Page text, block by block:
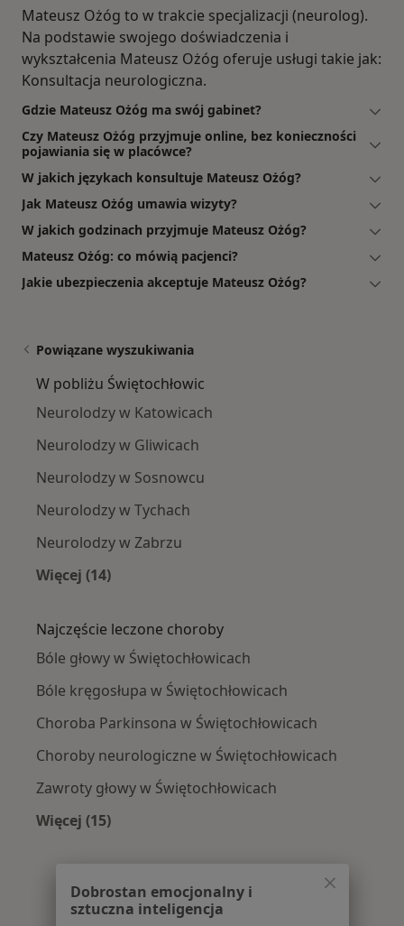
Mateusz Ożóg to w trakcie specjalizacji (neurolog).
Na podstawie swojego doświadczenia i
wykształcenia Mateusz Ożóg oferuje usługi takie jak:
Konsultacja neurologiczna.
Gdzie Mateusz Ożóg ma swój gabinet?
Czy Mateusz Ożóg przyjmuje online, bez konieczności
pojawiania się w placówce?
W jakich językach konsultuje Mateusz Ożóg?
Jak Mateusz Ożóg umawia wizyty?
W jakich godzinach przyjmuje Mateusz Ożóg?
Mateusz Ożóg: co mówią pacjenci?
Jakie ubezpieczenia akceptuje Mateusz Ożóg?
Powiązane wyszukiwania
W pobliżu Świętochłowic
Neurolodzy w Katowicach
Neurolodzy w Gliwicach
Neurolodzy w Sosnowcu
Neurolodzy w Tychach
Neurolodzy w Zabrzu
Więcej (14)
Najczęście leczone choroby
Bóle głowy w Świętochłowicach
Bóle kręgosłupa w Świętochłowicach
Choroba Parkinsona w Świętochłowicach
Choroby neurologiczne w Świętochłowicach
Zawroty głowy w Świętochłowicach
Więcej (15)
Dobrostan emocjonalny i
sztuczna inteligencja